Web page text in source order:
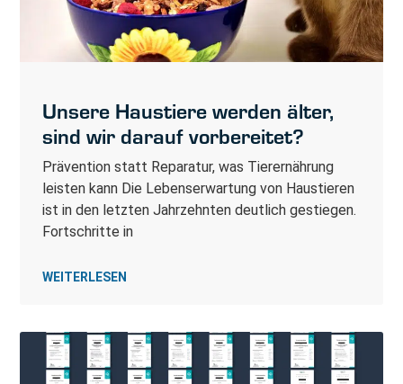
Unsere Haustiere werden älter,
sind wir darauf vorbereitet?
Prävention statt Reparatur, was Tierernährung
leisten kann Die Lebenserwartung von Haustieren
ist in den letzten Jahrzehnten deutlich gestiegen.
Fortschritte in
WEITERLESEN